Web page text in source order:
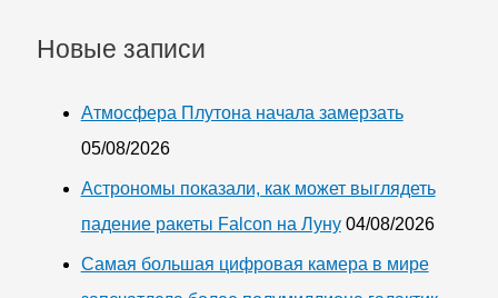
Новые записи
Атмосфера Плутона начала замерзать
05/08/2026
Астрономы показали, как может выглядеть
падение ракеты Falcon на Луну 04/08/2026
Самая большая цифровая камера в мире